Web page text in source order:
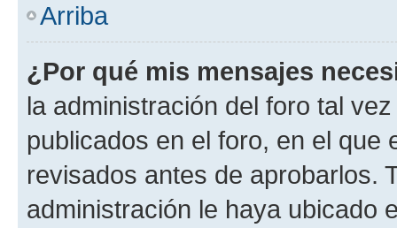
Arriba
¿Por qué mis mensajes
la administración del foro tal
publicados en el foro, en el
revisados antes de aprobarlos.
administración le haya ubicado